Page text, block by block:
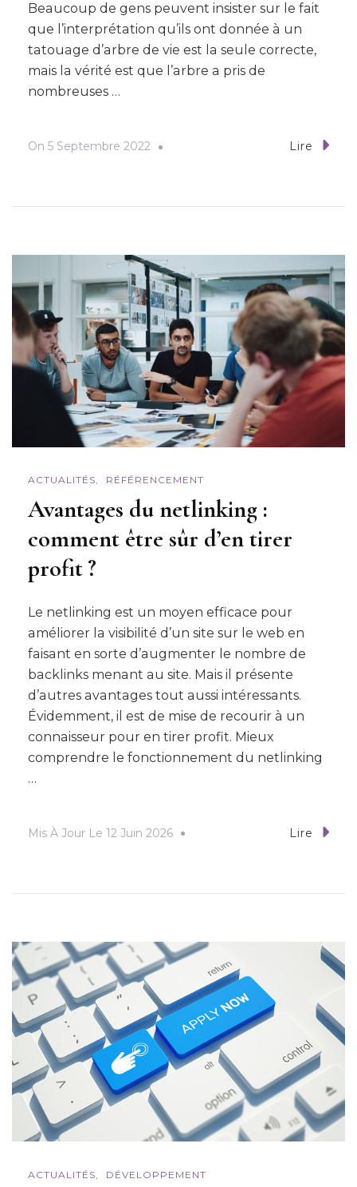
Beaucoup de gens peuvent insister sur le fait
que l’interprétation qu’ils ont donnée à un
tatouage d’arbre de vie est la seule correcte,
mais la vérité est que l’arbre a pris de
nombreuses …
On 5 Septembre 2022 Lire
ACTUALITÉS RÉFÉRENCEMENT
Avantages du netlinking :
comment être sûr d’en tirer
profit ?
Le netlinking est un moyen efficace pour
améliorer la visibilité d’un site sur le web en
faisant en sorte d’augmenter le nombre de
backlinks menant au site. Mais il présente
d’autres avantages tout aussi intéressants.
Évidemment, il est de mise de recourir à un
connaisseur pour en tirer profit. Mieux
comprendre le fonctionnement du netlinking
…
Mis À Jour Le 12 Juin 2026 Lire
ACTUALITÉS DÉVELOPPEMENT